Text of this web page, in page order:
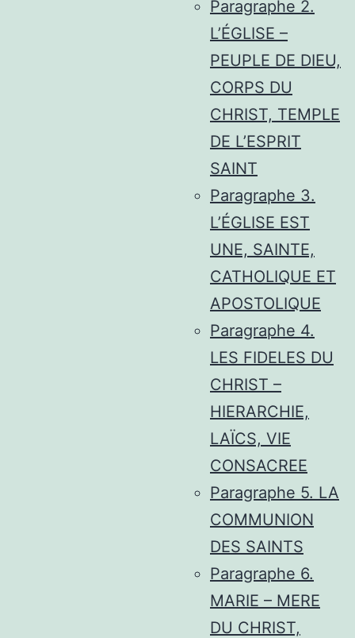
Paragraphe 2.
L’ÉGLISE –
PEUPLE DE DIEU,
CORPS DU
CHRIST, TEMPLE
DE L’ESPRIT
SAINT
Paragraphe 3.
L’ÉGLISE EST
UNE, SAINTE,
CATHOLIQUE ET
APOSTOLIQUE
Paragraphe 4.
LES FIDELES DU
CHRIST –
HIERARCHIE,
LAÏCS, VIE
CONSACREE
Paragraphe 5. LA
COMMUNION
DES SAINTS
Paragraphe 6.
MARIE – MERE
DU CHRIST,